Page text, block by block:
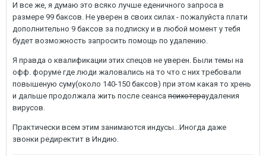
И все же, я думаю это всяко лучше еденичного запроса в
размере 99 баксов. Не уверен в своих силах - пожалуйста плати
дополнительно 9 баксов за подписку и в любой момент у тебя
будет возможность запросить помощь по удалению.
Я правда о квалификации этих спецов не уверен. Были темы на
офф. форуме где люди жаловались на то что с них требовали
повышеную суму(около 140-150 баксов) при этом какая то хрень
и дальше продолжала жить после сеанса психотераудаления
вирусов.
Практически всем этим занимаются индусы...Иногда даже
звонки редиректит в Индию.